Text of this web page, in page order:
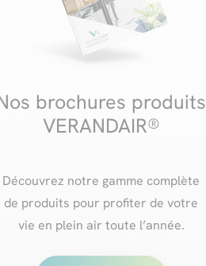
brochures produits
VERANDAIR®
Découvrez notre gamme complète
de produits pour profiter de votre
vie en plein air toute l’année.